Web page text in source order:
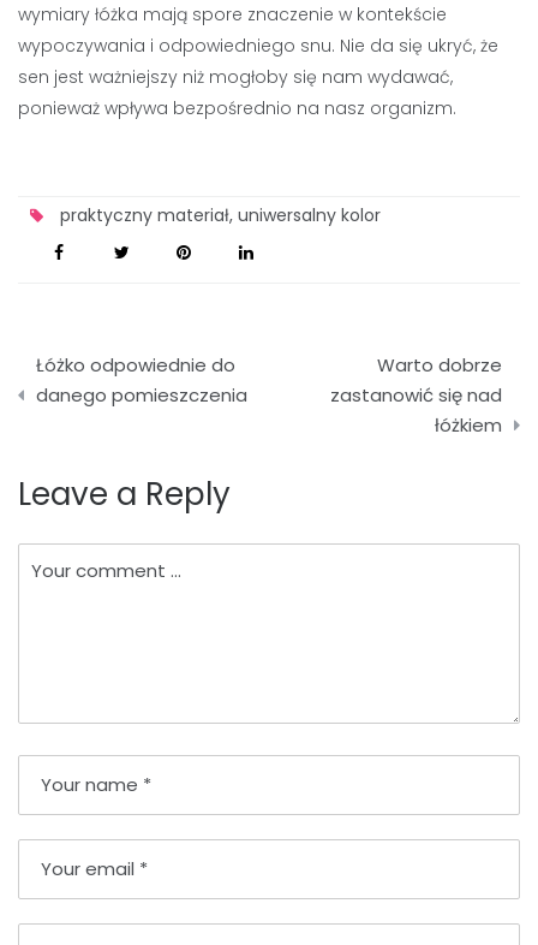
wymiary łóżka mają spore znaczenie w kontekście
wypoczywania i odpowiedniego snu. Nie da się ukryć, że
sen jest ważniejszy niż mogłoby się nam wydawać,
ponieważ wpływa bezpośrednio na nasz organizm.
praktyczny materiał, uniwersalny kolor
Nawigacja
wpisu
Łóżko odpowiednie do
danego pomieszczenia
Warto dobrze
zastanowić się nad
łóżkiem
Leave a Reply